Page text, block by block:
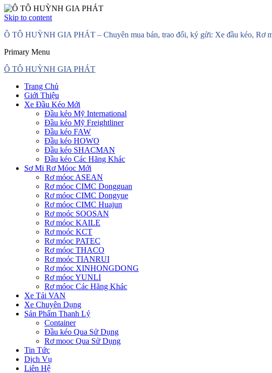
Skip to content
Ô TÔ HUỲNH GIA PHÁT – Chuyên mua bán, trao đổi, ký gửi: Xe đầu kéo, Rơ
Primary Menu
Ô TÔ HUỲNH GIA PHÁT
Trang Chủ
Giới Thiệu
Xe Đầu Kéo Mới
Đầu kéo Mỹ International
Đầu kéo Mỹ Freightliner
Đầu kéo FAW
Đầu kéo HOWO
Đầu kéo SHACMAN
Đầu kéo Các Hãng Khác
Sơ Mi Rơ Móoc Mới
Rơ móoc ASEAN
Rơ móoc CIMC Dongguan
Rơ móoc CIMC Dongyue
Rơ móoc CIMC Huajun
Rơ moóc SOOSAN
Rơ móoc KAILE
Rơ moóc KCT
Rơ móoc PATEC
Rơ móoc THACO
Rơ moóc TIANRUI
Rơ móoc XINHONGDONG
Rơ móoc YUNLI
Rơ móoc Các Hãng Khác
Xe Tải VAN
Xe Chuyên Dụng
Sản Phẩm Thanh Lý
Container
Đầu kéo Qua Sử Dụng
Rơ mooc Qua Sử Dụng
Tin Tức
Dịch Vụ
Liên Hệ